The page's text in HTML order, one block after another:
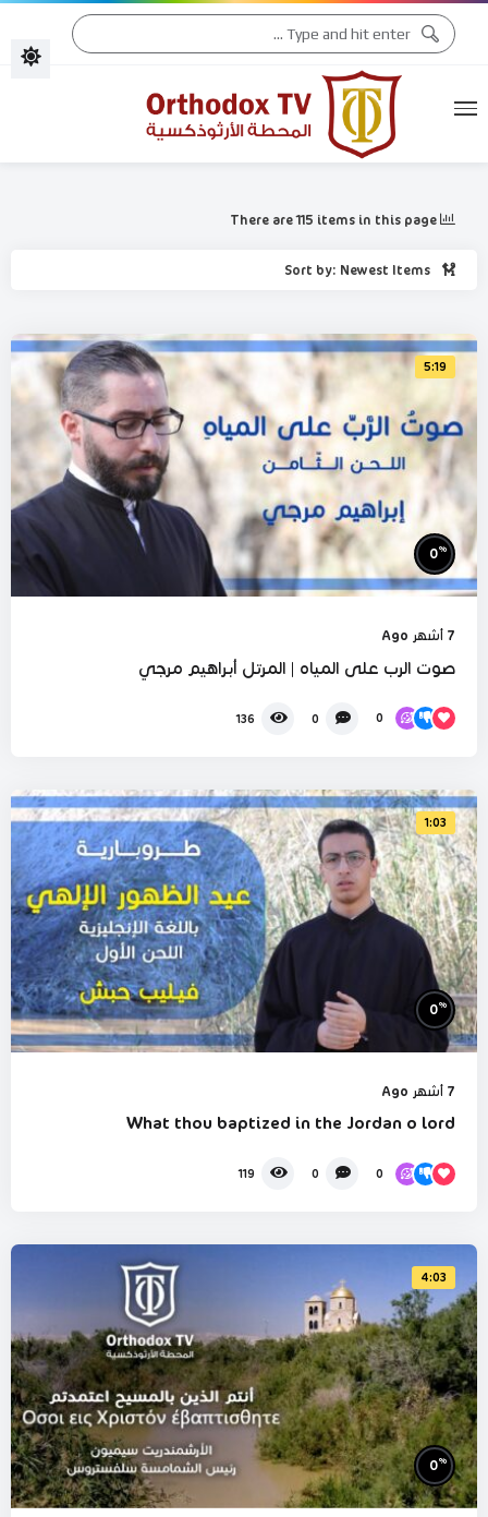
Sort by: Newest Items
There are 115 items in this page
5:19
0%
7 أشهر Ago
صوت الرب على المياه | المرتل أبراهيم مرجي
0
0
136
1:03
0%
7 أشهر Ago
What thou baptized in the Jordan o lord
0
0
119
4:03
0%